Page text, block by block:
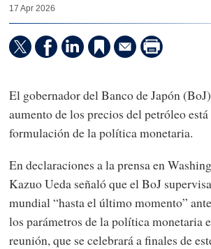
17 Apr 2026
El gobernador del Banco de Japón
aumento de los precios del petróleo
formulación de la política monetaria.
En declaraciones a la prensa en
Kazuo Ueda señaló que el BoJ
mundial “hasta el último momento”
los parámetros de la política monetaria
reunión, que se celebrará a finales de